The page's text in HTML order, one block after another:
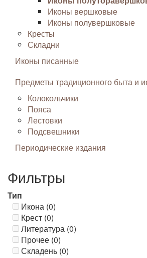
Иконы вершковые
Иконы полувершковые
Кресты
Складни
Иконы писанные
Предметы традиционного быта и
Колокольчики
Пояса
Лестовки
Подсвешники
Периодические издания
Фильтры
Тип
Икона (0)
Крест (0)
Литература (0)
Прочее (0)
Складень (0)